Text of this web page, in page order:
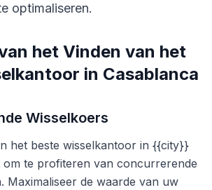
optimaliseren.
het Vinden van het
in Casablanca
Wisselkoers
het beste wisselkantoor in {{city}}
om te profiteren van concurrerende
Maximaliseer de waarde van uw